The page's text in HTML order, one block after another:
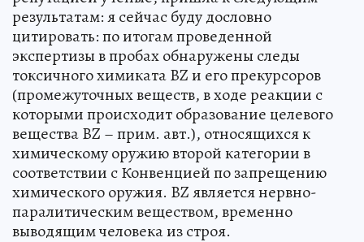
результатам: я сейчас буду дословно
цитировать: по итогам проведенной
экспертизы в пробах обнаружены следы
токсичного химиката BZ и его прекурсоров
(промежуточных веществ, в ходе реакции с
которыми происходит образование целевого
вещества BZ – прим. авт.), относящихся к
химическому оружию второй категории в
соответствии с Конвенцией по запрещению
химического оружия. BZ является нервно-
паралитическим веществом, временно
выводящим человека из строя.